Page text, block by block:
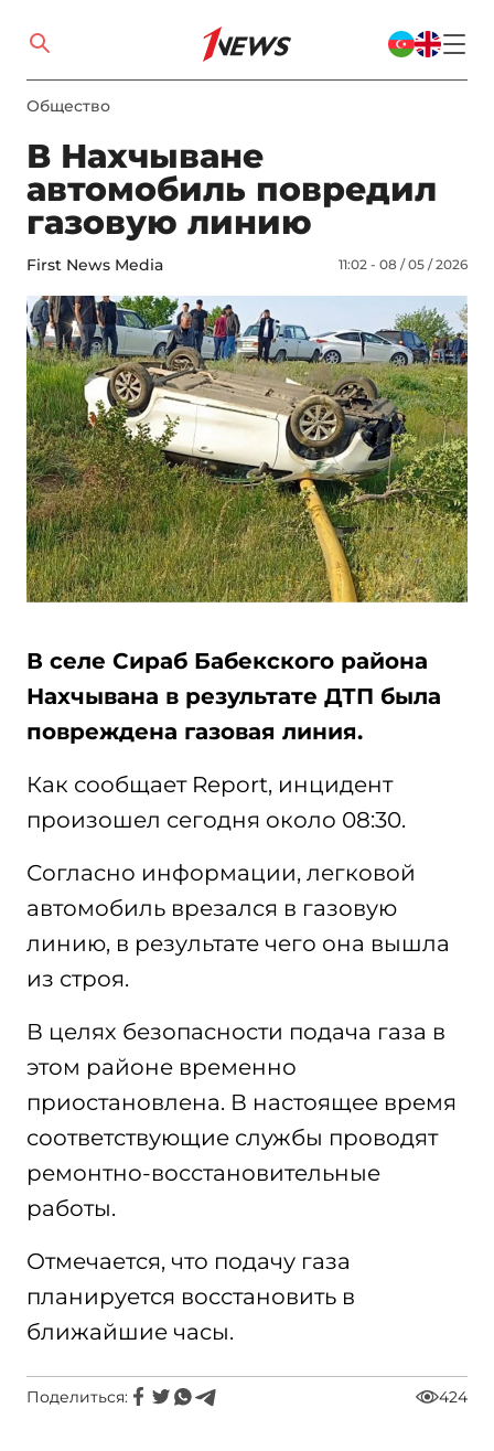
Общество
В Нахчыване
автомобиль повредил
газовую линию
First News Media 11:02 - 08 / 05 / 2026
В селе Сираб Бабекского района
Нахчывана в результате ДТП была
повреждена газовая линия.
Как сообщает Report, инцидент
произошел сегодня около 08:30.
Согласно информации, легковой
автомобиль врезался в газовую
линию, в результате чего она вышла
из строя.
В целях безопасности подача газа в
этом районе временно
приостановлена. В настоящее время
соответствующие службы проводят
ремонтно-восстановительные
работы.
Отмечается, что подачу газа
планируется восстановить в
ближайшие часы.
Поделиться: 424